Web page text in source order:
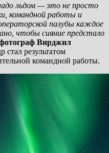
льдом — это не просто
командной работы и
палубы каждое
чтобы сияние предстало
Вирджил
стал результатом
командной работы.